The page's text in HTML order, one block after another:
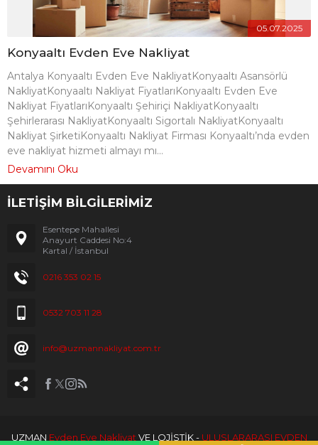
05.07.2025
Konyaaltı Evden Eve Nakliyat
Antalya Konyaaltı Evden Eve NakliyatKonyaaltı Asansörlü
NakliyatKonyaaltı Nakliyat FiyatlarıKonyaaltı Evden Eve
Nakliyat FiyatlarıKonyaaltı Şehiriçi NakliyatKonyaaltı
Şehirlerarası NakliyatKonyaaltı Sigortalı NakliyatKonyaaltı
Nakliyat ŞirketiKonyaaltı Nakliyat Firması Konyaaltı’nda evden
eve nakliyat hizmeti almayı mı...
Devamını Oku
İLETİŞİM BİLGİLERİMİZ
Esentepe Mahallesi
Anayurt Caddesi No:4
Kartal / İstanbul
0216 353 02 15
0532 703 11 28
info@uzmannakliyat.com.tr
UZMAN Evden Eve Nakliyat VE LOJİSTİK - ULUSLARARASI EVDEN